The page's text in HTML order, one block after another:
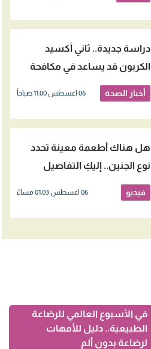
دراسة جديدة.. ثاني أكسيد
الكربون قد يساعد في مكافحة
الزهايمر
أخبار الصحة 06 اغسطس 11:00 صباحاً
هل هناك أطعمة معينة تحدد
نوع الجنين.. إليكِ التفاصيل
فيديو 06 اغسطس 01:03 مساءً
في الأسبوع العالمي للرضاعة
الطبيعية.. دليل للأمهات
لرضاعة بدون ألم